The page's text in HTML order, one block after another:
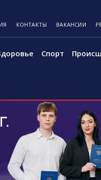
КОНТАКТЫ ВАКАНСИИ
Спорт